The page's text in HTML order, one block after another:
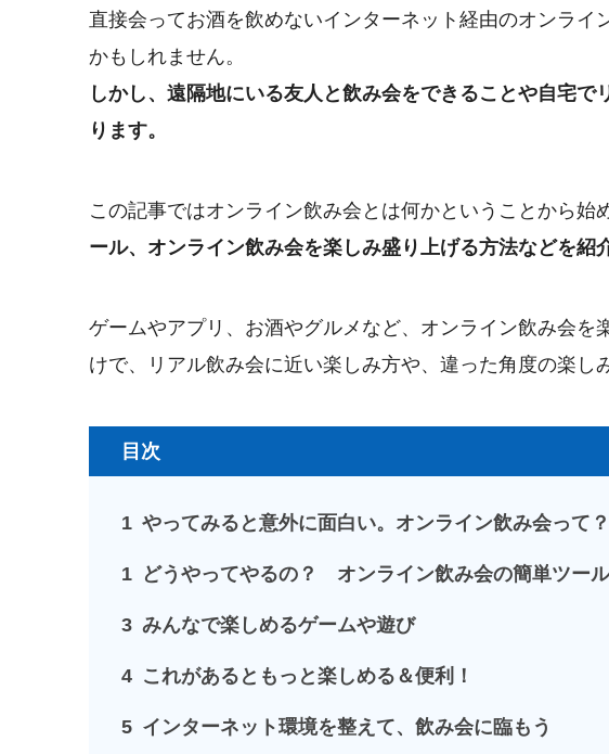
直接会ってお酒を飲めないインターネット経由のオンライ
かもしれません。
しかし、遠隔地にいる友人と飲み会をできることや自宅
ります。
この記事ではオンライン飲み会とは何かということから始
ール、オンライン飲み会を楽しみ盛り上げる方法などを紹
ゲームやアプリ、お酒やグルメなど、オンライン飲み会
けで、リアル飲み会に近い楽しみ方や、違った角度の楽し
目次
1 やってみると意外に面白い。オンライン飲み会って？
1 どうやってやるの？ オンライン飲み会の簡単ツー
3 みんなで楽しめるゲームや遊び
4 これがあるともっと楽しめる＆便利！
5 インターネット環境を整えて、飲み会に臨もう